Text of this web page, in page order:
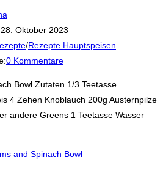
28. Oktober 2023
/Rezepte Hauptspeisen
0 Kommentare
Bowl Zutaten 1/3 Teetasse
4 Zehen Knoblauch 200g Austernpilze
andere Greens 1 Teetasse Wasser
and Spinach Bowl